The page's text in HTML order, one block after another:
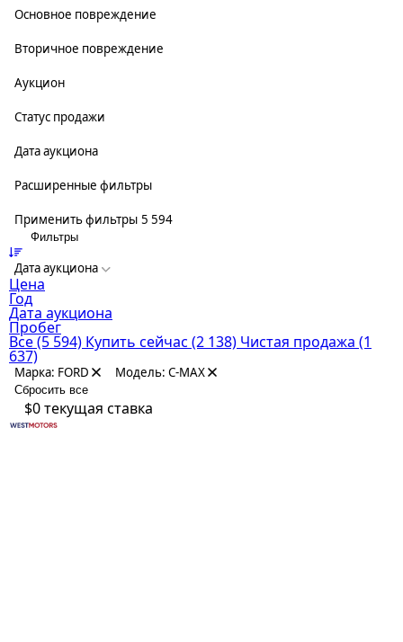
Основное повреждение
Вторичное повреждение
Аукцион
Статус продажи
Дата аукциона
Расширенные фильтры
Применить фильтры 5 594
Фильтры
Дата аукциона
Цена
Год
Дата аукциона
Пробег
Все(5 594) Купить сейчас (2 138) Чистая продажа (1
637)
Марка: FORD Модель: C-MAX
Сбросить все
$0текущая ставка